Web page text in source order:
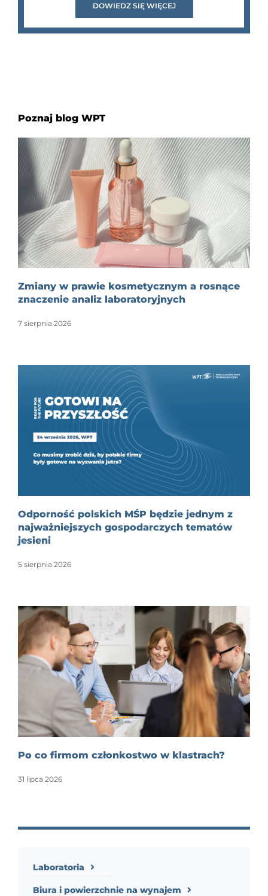
DOWIEDZ SIĘ WIĘCEJ
Poznaj blog WPT
Zmiany w prawie kosmetycznym a rosnące
znaczenie analiz laboratoryjnych
7 sierpnia 2026
Odporność polskich MŚP będzie jednym z
najważniejszych gospodarczych tematów
jesieni
5 sierpnia 2026
Po co firmom członkostwo w klastrach?
31 lipca 2026
Laboratoria
Biura i powierzchnie na wynajem